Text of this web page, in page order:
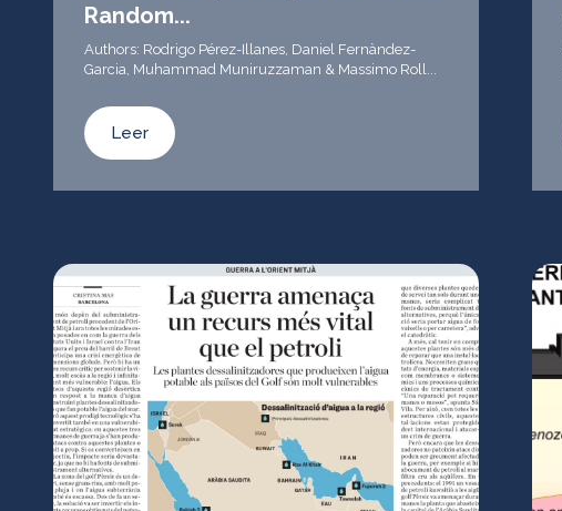
Random...
Authors: Rodrigo Pérez-Illanes, Daniel Fernàndez-
Garcia, Muhammad Muniruzzaman & Massimo Roll...
Leer